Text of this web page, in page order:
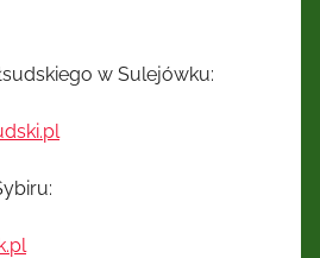
w Sulejówku: